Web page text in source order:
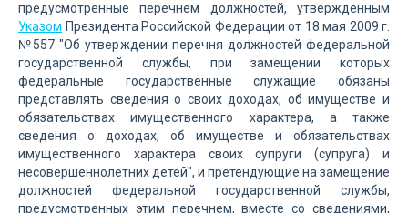
предусмотренные перечнем должностей, утвержденным
Указом Президента Российской Федерации от 18 мая 2009 г.
№557 "Об утверждении перечня должностей федеральной
государственной службы, при замещении которых
федеральные государственные служащие обязаны
представлять сведения о своих доходах, об имуществе и
обязательствах имущественного характера, а также
сведения о доходах, об имуществе и обязательствах
имущественного характера своих супруги (супруга) и
несовершеннолетних детей", и претендующие на замещение
должностей федеральной государственной службы,
предусмотренных этим перечнем, вместе со сведениями,